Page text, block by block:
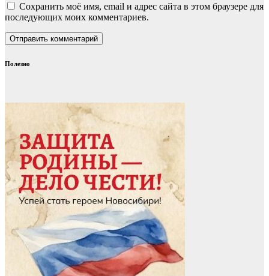
Сохранить моё имя, email и адрес сайта в этом браузере для
последующих моих комментариев.
Полезно